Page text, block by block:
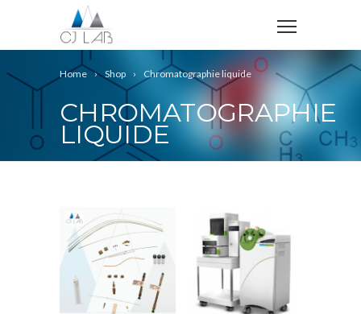
Home Shop Chromatographie liquide
CHROMATOGRAPHIE
LIQUIDE